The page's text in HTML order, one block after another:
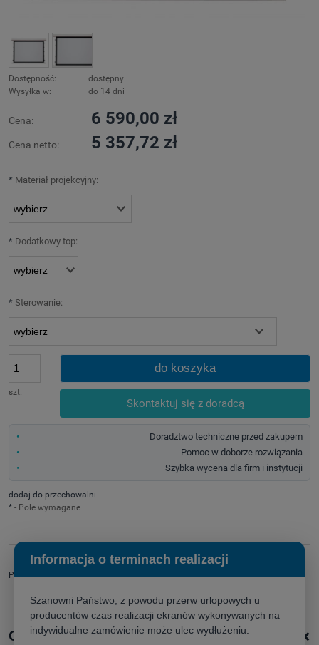
Dostępność:
dostępny
Wysyłka w:
do 14 dni
Cena: 6 590,00 zł
Cena netto: 5 357,72 zł
* Materiał projekcyjny:
* Dodatkowy top:
* Sterowanie:
szt.
do koszyka
Skontaktuj się z doradcą
Doradztwo techniczne przed zakupem
Pomoc w doborze rozwiązania
Szybka wycena dla firm i instytucji
dodaj do przechowalni
* - Pole wymagane
Producent:
zapytaj o produkt
poleć znajomemu
Opis produktu +
Informacja o terminach realizacji
Szanowni Państwo, z powodu przerw urlopowych u
producentów czas realizacji ekranów wykonywanych na
indywidualne zamówienie może ulec wydłużeniu.